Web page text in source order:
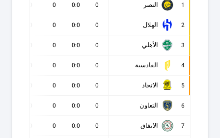
1 النصر 0
0:0
0
2 الهلال 0
0:0
0
3 الأهلي 0
0:0
0
4 القادسية 0
0:0
0
5 الاتحاد 0
0:0
0
6 التعاون 0
0:0
0
7 الاتفاق 0
0:0
0